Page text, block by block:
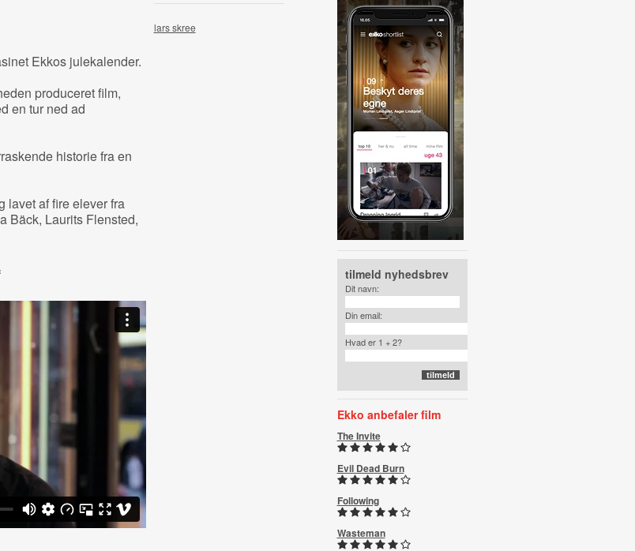
Ekkos julekalender.
produceret film,
en tur ned ad
historie fra en
lavet af fire elever fra
Bäck, Laurits Flensted,
lars skree
tilmeld nyhedsbrev
Dit navn:
Din email:
Hvad er 1 + 2?
Ekko anbefaler film
The Invite
Evil Dead Burn
Following
Wasteman